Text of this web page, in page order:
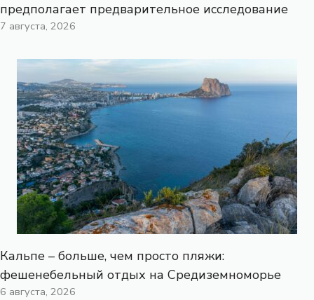
предполагает предварительное исследование
7 августа, 2026
Кальпе – больше, чем просто пляжи:
фешенебельный отдых на Средиземноморье
6 августа, 2026